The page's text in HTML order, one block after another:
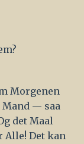
Morgenen
Mand — saa
det Maal
Alle! Det kan